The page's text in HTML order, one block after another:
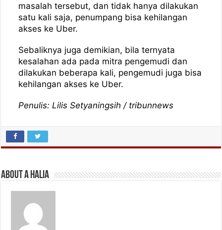
masalah tersebut, dan tidak hanya dilakukan
satu kali saja, penumpang bisa kehilangan
akses ke Uber.
Sebaliknya juga demikian, bila ternyata
kesalahan ada pada mitra pengemudi dan
dilakukan beberapa kali, pengemudi juga bisa
kehilangan akses ke Uber.
Penulis: Lilis Setyaningsih / tribunnews
About A Halia